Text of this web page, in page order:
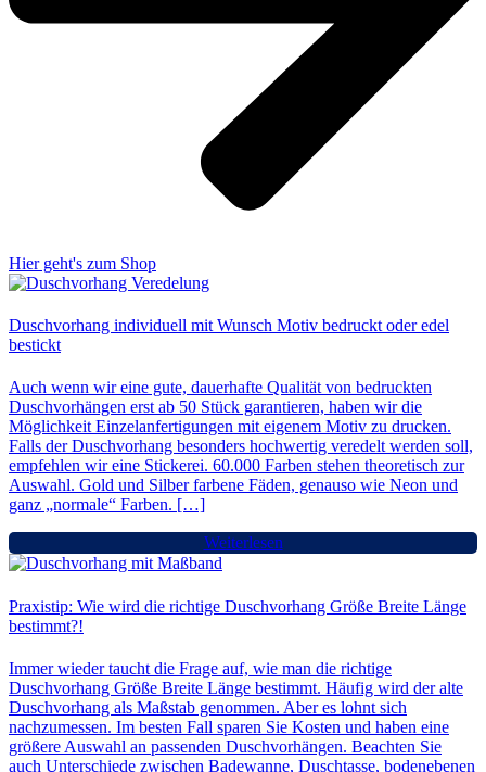
Hier geht's zum Shop
Duschvorhang individuell mit Wunsch Motiv bedruckt oder edel
bestickt
Auch wenn wir eine gute, dauerhafte Qualität von bedruckten
Duschvorhängen erst ab 50 Stück garantieren, haben wir die
Möglichkeit Einzelanfertigungen mit eigenem Motiv zu drucken.
Falls der Duschvorhang besonders hochwertig veredelt werden soll,
empfehlen wir eine Stickerei. 60.000 Farben stehen theoretisch zur
Auswahl. Gold und Silber farbene Fäden, genauso wie Neon und
ganz „normale“ Farben. […]
Weiterlesen
Praxistip: Wie wird die richtige Duschvorhang Größe Breite Länge
bestimmt?!
Immer wieder taucht die Frage auf, wie man die richtige
Duschvorhang Größe Breite Länge bestimmt. Häufig wird der alte
Duschvorhang als Maßstab genommen. Aber es lohnt sich
nachzumessen. Im besten Fall sparen Sie Kosten und haben eine
größere Auswahl an passenden Duschvorhängen. Beachten Sie
auch Unterschiede zwischen Badewanne, Duschtasse, bodenebenen